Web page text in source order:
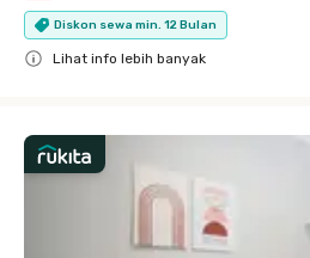
Diskon sewa min. 12 Bulan
Lihat info lebih banyak